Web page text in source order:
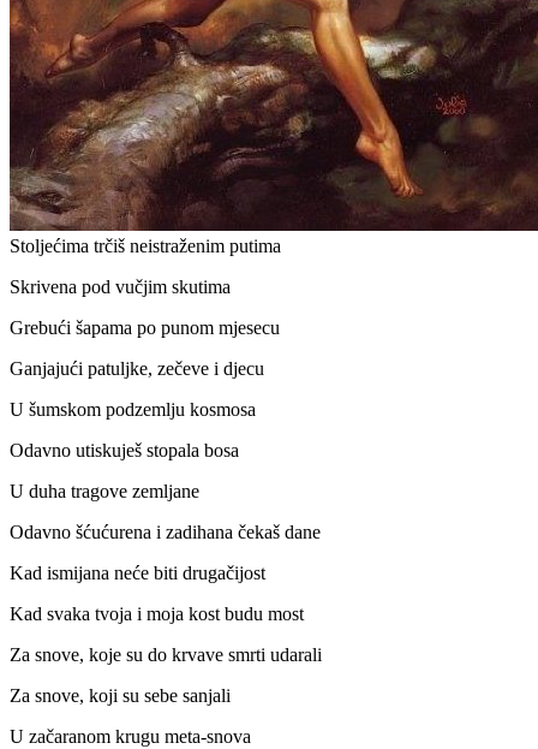
Stoljećima trčiš neistraženim putima
Skrivena pod vučjim skutima
Grebući šapama po punom mjesecu
Ganjajući patuljke, zečeve i djecu
U šumskom podzemlju kosmosa
Odavno utiskuješ stopala bosa
U duha tragove zemljane
Odavno šćućurena i zadihana čekaš dane
Kad ismijana neće biti drugačijost
Kad svaka tvoja i moja kost budu most
Za snove, koje su do krvave smrti udarali
Za snove, koji su sebe sanjali
U začaranom krugu meta-snova